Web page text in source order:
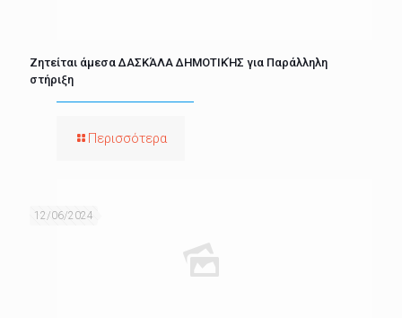
Ζητείται άμεσα ΔΑΣΚΆΛΑ ΔΗΜΟΤΙΚΉΣ για Παράλληλη
στήριξη
Περισσότερα
12/06/2024